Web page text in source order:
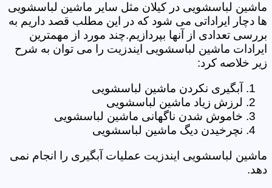
ماشین لباسشویی در کیلان مثل سایر ماشین لباسشویی
ها دچار ایراداتی می شود که در این مطلب قصد داریم به
بررسی تعدادی از آنها بپردازیم.چند مورد از مهمترین
ایرادات ماشین لباسشویی ایندزیت را می توان به شرح
زیر خلاصه کرد:
آبگیری نکردن ماشین لباسشویی
لرزش زیاد ماشین لباسشویی
خاموش شدن ناگهانی ماشین لباسشویی
نچرخیدن دیگ ماشین لباسشویی
ماشین لباسشویی ایندزیت عملیات آبگیری را انجام نمی
دهد.